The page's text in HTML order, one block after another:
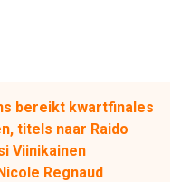
bereikt kwartfinales
titels naar Raido
Viinikainen
Regnaud